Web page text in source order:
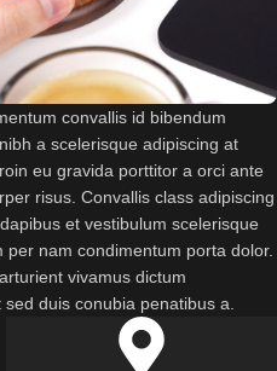
convallis id bibendum
a scelerisque adipiscing at
eu gravida porttitor a orci ante
risus. Convallis class adipiscing
et vestibulum scelerisque
nam condimentum porta dolor.
vivamus dictum
duis conubia penatibus a.